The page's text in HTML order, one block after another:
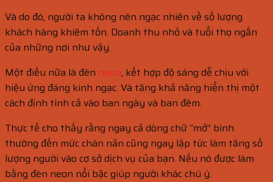
Và do đó, người ta không nên ngạc nhiên về số lượng
khách hàng khiêm tốn. Doanh thu nhỏ và tuổi thọ ngắn
của những nơi như vậy.
Một điều nữa là đèn neon, kết hợp độ sáng dễ chịu với
hiệu ứng đáng kinh ngạc. Và tăng khả năng hiển thị một
cách định tính cả vào ban ngày và ban đêm.
Thực tế cho thấy rằng ngay cả dòng chữ “mở” bình
thường đến mức chán nản cũng ngay lập tức làm tăng số
lượng người vào cơ sở dịch vụ của bạn. Nếu nó được làm
bằng đèn neon nổi bậc giúp người khác chú ý.